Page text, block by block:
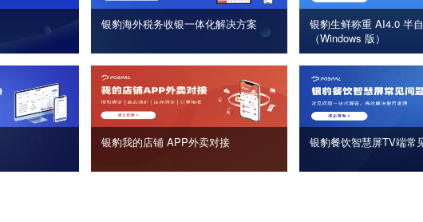
银豹海外税务收银一体化解决方案
银豹生鲜称重 AI4.0 半
（Windows 版）
银豹我的店铺 APP外卖对接 银豹餐饮智慧屏TV端常